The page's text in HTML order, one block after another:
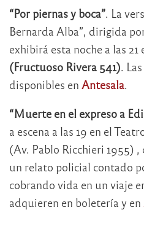
“Por piernas y boca”. La
Bernarda Alba”, dirigida
exhibirá esta noche a las 21
(Fructuoso Rivera 541).
disponibles en Antesala.
“Muerte en el expreso a
a escena a las 19 en el
(Av. Pablo Ricchieri 1955)
un relato policial contado
cobrando vida en un viaje
adquieren en boletería y en